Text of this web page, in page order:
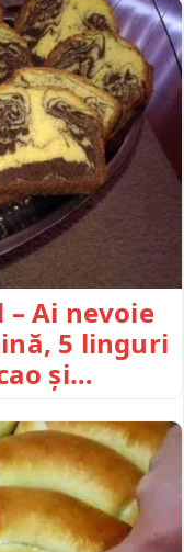
– Ai nevoie
5 linguri
și…